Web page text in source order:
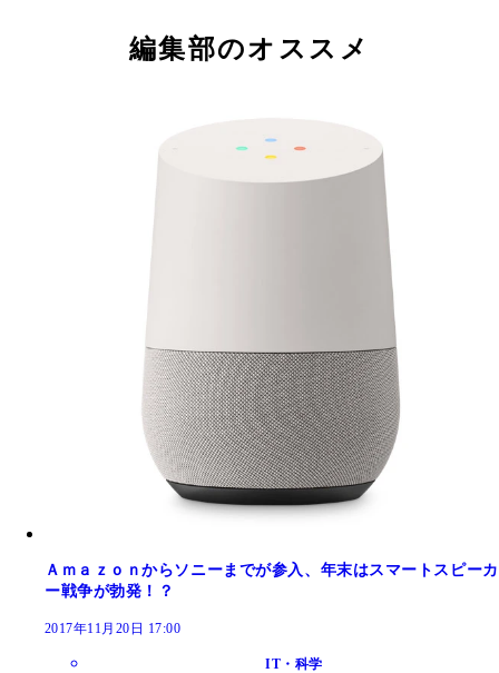
編集部のオススメ
Ａｍａｚｏｎからソニーまでが参入、年末はスマートスピーカ
ー戦争が勃発！？
2017年11月20日 17:00
IT・科学